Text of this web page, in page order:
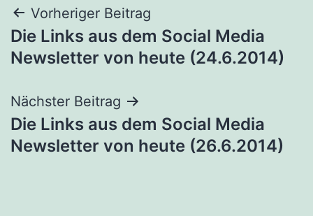
Beitragsnavigation
Vorheriger Beitrag
Die Links aus dem Social Media
Newsletter von heute (24.6.2014)
Nächster Beitrag
Die Links aus dem Social Media
Newsletter von heute (26.6.2014)